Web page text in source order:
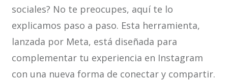
sociales? No te preocupes, aquí te lo
explicamos paso a paso. Esta herramienta,
lanzada por Meta, está diseñada para
complementar tu experiencia en Instagram
con una nueva forma de conectar y compartir.